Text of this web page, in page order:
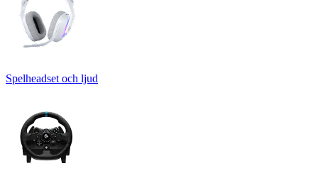
Spelheadset och ljud